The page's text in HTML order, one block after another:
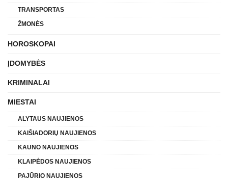
TRANSPORTAS
ŽMONĖS
HOROSKOPAI
ĮDOMYBĖS
KRIMINALAI
MIESTAI
ALYTAUS NAUJIENOS
KAIŠIADORIŲ NAUJIENOS
KAUNO NAUJIENOS
KLAIPĖDOS NAUJIENOS
PAJŪRIO NAUJIENOS